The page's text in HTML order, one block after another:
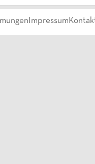
Impressum